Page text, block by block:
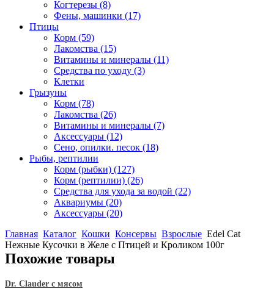
Когтерезы (8)
Фены, машинки (17)
Птицы
Корм (59)
Лакомства (15)
Витамины и минералы (11)
Средства по уходу (3)
Клетки
Грызуны
Корм (78)
Лакомства (26)
Витамины и минералы (7)
Аксессуары (12)
Сено, опилки. песок (18)
Рыбы, рептилии
Корм (рыбки) (127)
Корм (рептилии) (26)
Средства для ухода за водой (22)
Аквариумы (20)
Аксессуары (20)
Главная Каталог Кошки Консервы Взрослые Edel Сat
Нежные Кусочки в Желе с Птицей и Кроликом 100г
Похожие товары
Dr. Clauder с мясом